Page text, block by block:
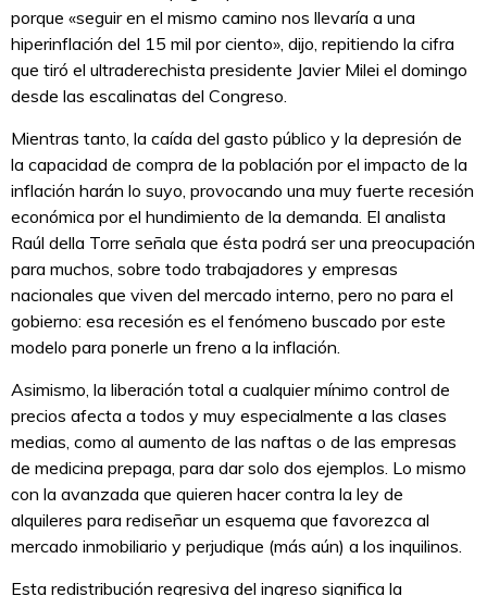
porque «seguir en el mismo camino nos llevaría a una
hiperinflación del 15 mil por ciento», dijo, repitiendo la cifra
que tiró el ultraderechista presidente Javier Milei el domingo
desde las escalinatas del Congreso.
Mientras tanto, la caída del gasto público y la depresión de
la capacidad de compra de la población por el impacto de la
inflación harán lo suyo, provocando una muy fuerte recesión
económica por el hundimiento de la demanda. El analista
Raúl della Torre señala que ésta podrá ser una preocupación
para muchos, sobre todo trabajadores y empresas
nacionales que viven del mercado interno, pero no para el
gobierno: esa recesión es el fenómeno buscado por este
modelo para ponerle un freno a la inflación.
Asimismo, la liberación total a cualquier mínimo control de
precios afecta a todos y muy especialmente a las clases
medias, como al aumento de las naftas o de las empresas
de medicina prepaga, para dar solo dos ejemplos. Lo mismo
con la avanzada que quieren hacer contra la ley de
alquileres para rediseñar un esquema que favorezca al
mercado inmobiliario y perjudique (más aún) a los inquilinos.
Esta redistribución regresiva del ingreso significa la